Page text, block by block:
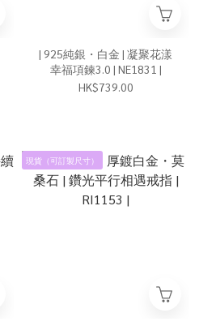
| 925純銀・白金 | 凝聚花漾
幸福項鍊3.0 | NE1831 |
HK$739.00
現貨（可訂製尺寸）